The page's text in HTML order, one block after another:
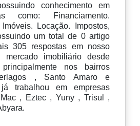
conhecimento em
como: Financiamento.
Locação. Impostos,
um total de 0 artigo
305 respostas em nosso
imobiliário desde
nos bairros
, Santo Amaro e
trabalhou em empresas
, Eztec , Yuny , Trisul ,